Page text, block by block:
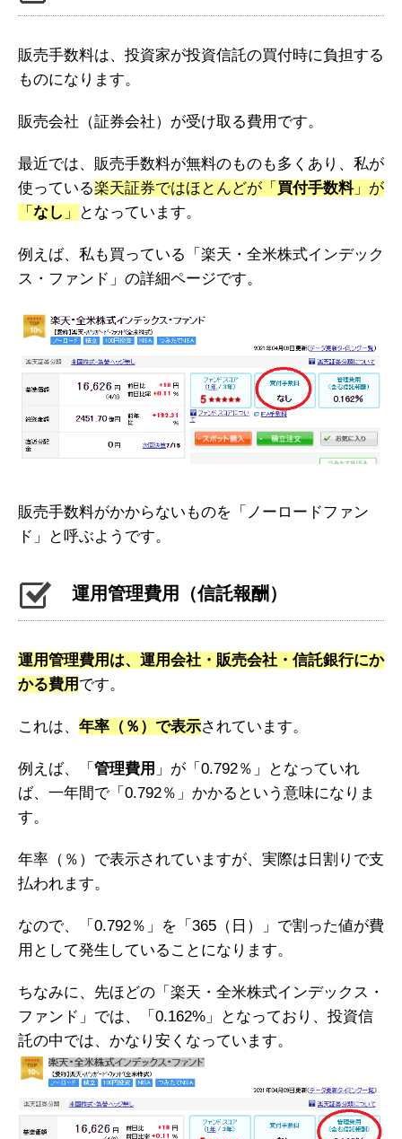
販売手数料は、投資家が投資信託の買付時に負担する
ものになります。
販売会社（証券会社）が受け取る費用です。
最近では、販売手数料が無料のものも多くあり、私が
使っている楽天証券ではほとんどが「 買付手数料」が
「 なし 」 となっています。
例えば、私も買っている「楽天・全米株式インデック
ス・ファンド」の詳細ページです。
販売手数料がかからないものを「ノーロードファン
ド」と呼ぶようです。
運用管理費用（信託報酬）
運用管理費用は、運用会社・販売会社・信託銀行にか
かる費用 です。
これは、 年率（％）で表示されています。
例えば、「 管理費用 」が「0.792％」となっていれ
ば、一年間で「0.792％」かかるという意味になりま
す。
年率（％）で表示されていますが、実際は日割りで支
払われます。
なので、「0.792％」を「365（日）」で割った値が費
用として発生していることになります。
ちなみに、先ほどの「楽天・全米株式インデックス・
ファンド」では、「0.162%」となっており、投資信
託の中では、かなり安くなっています。